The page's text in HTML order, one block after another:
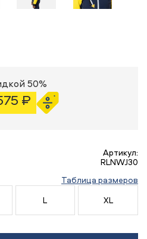
50%
₽
Артикул:
RLNWJ30
Таблица размеров
L XL